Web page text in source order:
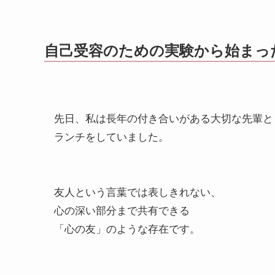
自己受容のための実験から始ま
先日、私は長年の付き合いがある大切な先輩と
ランチをしていました。
友人という言葉では表しきれない、
心の深い部分まで共有できる
「心の友」のような存在です。